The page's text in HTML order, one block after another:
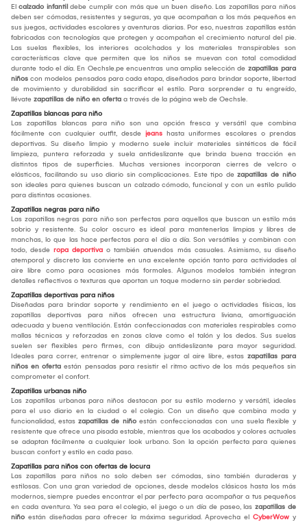
El calzado infantil debe cumplir con más que un buen diseño. Las zapatillas para niños
deben ser cómodas, resistentes y seguras, ya que acompañan a los más pequeños en
sus juegos, actividades escolares y aventuras diarias. Por eso, nuestras zapatillas están
fabricadas con tecnologías que protegen y acompañan el crecimiento natural del pie.
Las suelas flexibles, los interiores acolchados y los materiales transpirables son
características clave que permiten que los niños se muevan con total comodidad
durante todo el día. En Oechsle.pe encuentras una amplia selección de zapatillas para
niños con modelos pensados para cada etapa, diseñados para brindar soporte, libertad
de movimiento y durabilidad sin sacrificar el estilo. Para sorprender a tu engreído,
llévate zapatillas de niño en oferta a través de la página web de Oechsle.
Zapatillas blancas para niño
Las zapatillas blancas para niño son una opción fresca y versátil que combina
fácilmente con cualquier outfit, desde jeans hasta uniformes escolares o prendas
deportivas. Su diseño limpio y moderno suele incluir materiales sintéticos de fácil
limpieza, puntera reforzada y suela antideslizante que brinda buena tracción en
distintos tipos de superficies. Muchas versiones incorporan cierres de velcro o
elásticos, facilitando su uso diario sin complicaciones. Este tipo de zapatillas de niño
son ideales para quienes buscan un calzado cómodo, funcional y con un estilo pulido
para distintas ocasiones.
Zapatillas negras para niño
Las zapatillas negras para niño son perfectas para aquellos que buscan un estilo más
sobrio y resistente. Su color oscuro es ideal para mantenerlas limpias y libres de
manchas, lo que las hace perfectas para el día a día. Son versátiles y combinan con
todo, desde ropa deportiva o también atuendos más casuales. Asimismo, su diseño
atemporal y discreto las convierte en una excelente opción tanto para actividades al
aire libre como para ocasiones más formales. Algunos modelos también integran
detalles reflectivos o texturas que aportan un toque moderno sin perder sobriedad.
Zapatillas deportivas para niños
Diseñadas para brindar soporte y rendimiento en el juego o actividades físicas, las
zapatillas deportivas para niños ofrecen una estructura liviana, amortiguación
adecuada y buena ventilación. Están confeccionadas con materiales respirables como
mallas técnicas y reforzadas en zonas clave como el talón y los dedos. Sus suelas
suelen ser flexibles pero firmes, con dibujo antideslizante para mayor seguridad.
Ideales para correr, entrenar o simplemente jugar al aire libre, estas zapatillas para
niños en oferta están pensadas para resistir el ritmo activo de los más pequeños sin
comprometer el confort.
Zapatillas urbanas niño
Las zapatillas urbanas para niños destacan por su estilo moderno y versátil, ideales
para el uso diario en la ciudad o el colegio. Con un diseño que combina moda y
funcionalidad, estas zapatillas de niño están confeccionadas con una suela flexible y
resistente que ofrece una pisada estable, mientras que los acabados y colores actuales
se adaptan fácilmente a cualquier look urbano. Son la opción perfecta para quienes
buscan confort y estilo en cada paso.
Zapatillas para niños con ofertas de locura
Las zapatillas para niños no solo deben ser cómodas, sino también duraderas y
estilosas. Con una gran variedad de opciones, desde modelos clásicos hasta los más
modernos, siempre puedes encontrar el par perfecto para acompañar a tus pequeños
en cada aventura. Ya sea para el colegio, el juego o un día de paseo, las zapatillas de
niño están diseñadas para ofrecer la máxima seguridad. Aprovecha el CyberWow y